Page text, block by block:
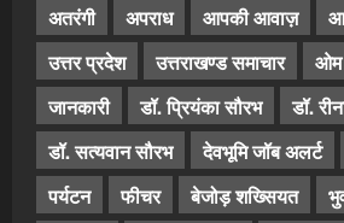
अतरंगी अपराध आपकी आवाज़
उत्तर प्रदेश
उत्तराखण्ड समाचार
ओम
जानकारी
डॉ. प्रियंका सौरभ
डॉ.
डॉ. सत्यवान सौरभ
देवभूमि जॉब अलर्ट
पर्यटन
फीचर बेजोड़ शख्सियत